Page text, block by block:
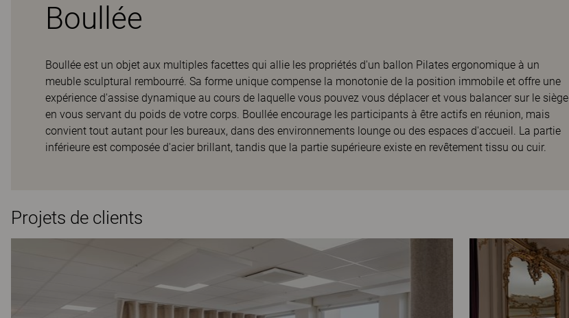
Boullée
Boullée est un objet aux multiples facettes qui allie les propriétés d'un ballon Pilates ergonomique à un
meuble sculptural rembourré. Sa forme unique compense la monotonie de la position immobile et offre une
expérience d'assise dynamique au cours de laquelle vous pouvez vous déplacer et vous balancer sur le siège
en vous servant du poids de votre corps. Boullée encourage les participants à être actifs en réunion, mais
convient tout autant pour les bureaux, dans des environnements lounge ou des espaces d'accueil. La partie
inférieure est composée d'acier brillant, tandis que la partie supérieure existe en revêtement tissu ou cuir.
Projets de clients